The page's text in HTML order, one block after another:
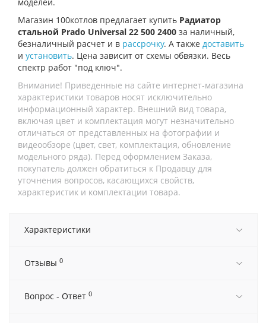
моделей.
Магазин 100котлов предлагает купить Радиатор
стальной Prado Universal 22 500 2400 за наличный,
безналичный расчет и в рассрочку. А также доставить
и установить. Цена зависит от схемы обвязки. Весь
спектр работ "под ключ".
Внимание! Приведенные на сайте интернет-магазина
характеристики товаров носят исключительно
информационный характер. Внешний вид товара,
включая цвет и комплектация могут незначительно
отличаться от представленных на фотографии и
видеообзоре (цвет, свет, комплектация, обновление
модельного ряда). Перед оформлением Заказа,
покупатель должен обратиться к Продавцу для
уточнения вопросов, касающихся свойств,
характеристик и комплектации товара.
Характеристики
Отзывы 0
Вопрос - Ответ 0